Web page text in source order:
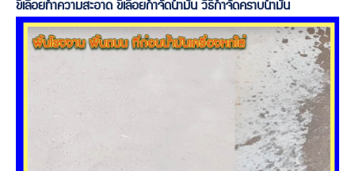
ขี้เลื่อยทำความสะอาดขี้เลื่อยกำจัดน้ำมัน วิธีกำจัดคราบน้ำมัน